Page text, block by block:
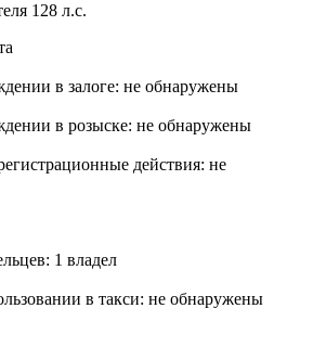
128 л.с.
в залоге: не обнаружены
в розыске: не обнаружены
действия: не
1 владел
в такси: не обнаружены